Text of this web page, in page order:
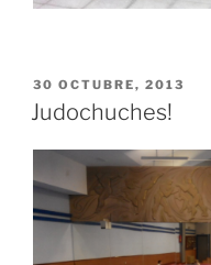
PUBLICADO
EL
30 OCTUBRE, 2013
Judochuches!